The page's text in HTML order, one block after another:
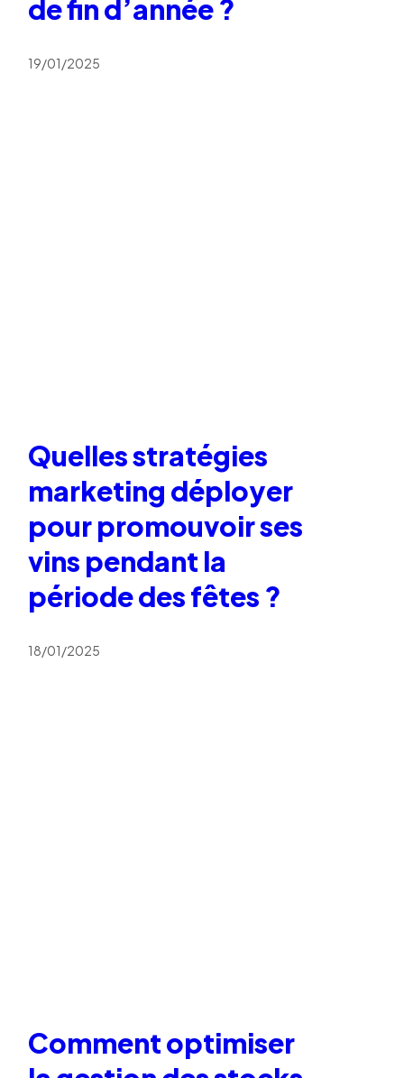
de fin d’année ?
19/01/2025
Quelles stratégies
marketing déployer
pour promouvoir ses
vins pendant la
période des fêtes ?
18/01/2025
Comment optimiser